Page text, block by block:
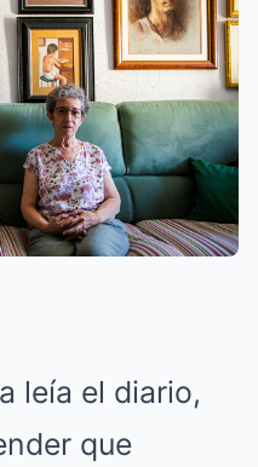
leía el diario,
que